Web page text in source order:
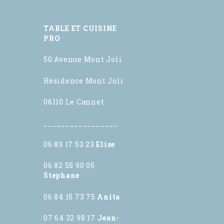
TABLE ET CUISINE
PRO
50 Avenue Mont Joli
Résidence Mont Joli
06110 Le Cannet
06 83 17 53 23Elise
06 82 55 90 05
Stephane
06 84 15 73 75 Anita
07 64 32 98 17 Jean-